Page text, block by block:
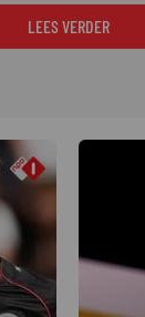
LEES VERDER